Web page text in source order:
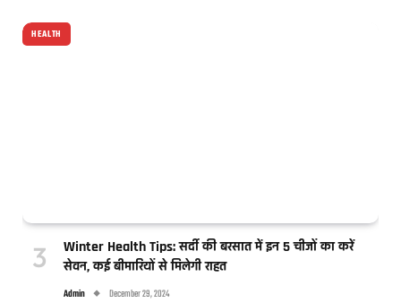
HEALTH
Winter Health Tips: सर्दी की बरसात में इन 5 चीजों का करें
सेवन, कई बीमारियों से मिलेगी राहत
Admin December 29, 2024